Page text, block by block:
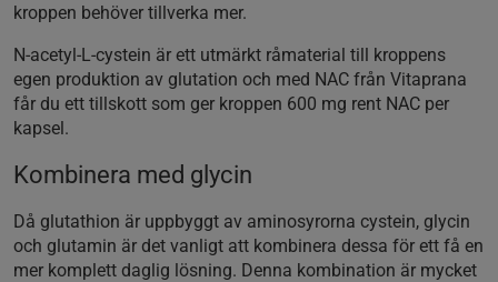
kroppen behöver tillverka mer.
N-acetyl-L-cystein är ett utmärkt råmaterial till kroppens
egen produktion av glutation och med NAC från Vitaprana
får du ett tillskott som ger kroppen 600 mg rent NAC per
kapsel.
Kombinera med glycin
Då glutathion är uppbyggt av aminosyrorna cystein, glycin
och glutamin är det vanligt att kombinera dessa för ett få en
mer komplett daglig lösning. Denna kombination är mycket